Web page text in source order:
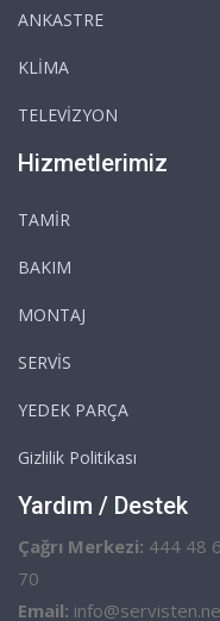
ANKASTRE
KLİMA
TELEVİZYON
Hizmetlerimiz
TAMİR
BAKIM
MONTAJ
SERVİS
YEDEK PARÇA
Gizlilik Politikası
Yardım / Destek
Çağrı Merkezi: 444 48
70
Email: